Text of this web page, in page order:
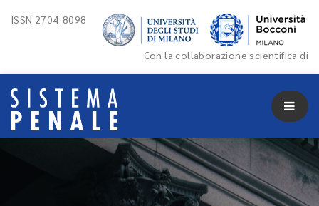
ISSN 2704-8098
Con la collaborazione scientifica di